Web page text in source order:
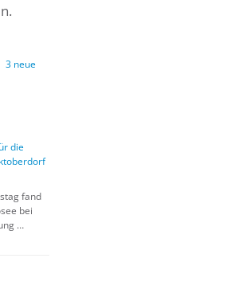
3 neue
die
fand
bei
…